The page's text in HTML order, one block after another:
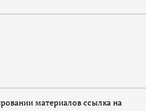
материалов ссылка на